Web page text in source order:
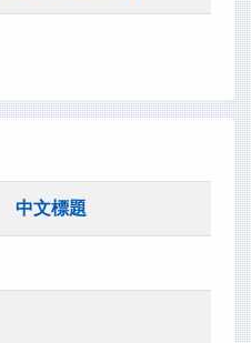
中文標題